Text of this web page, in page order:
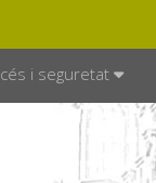
i seguretat